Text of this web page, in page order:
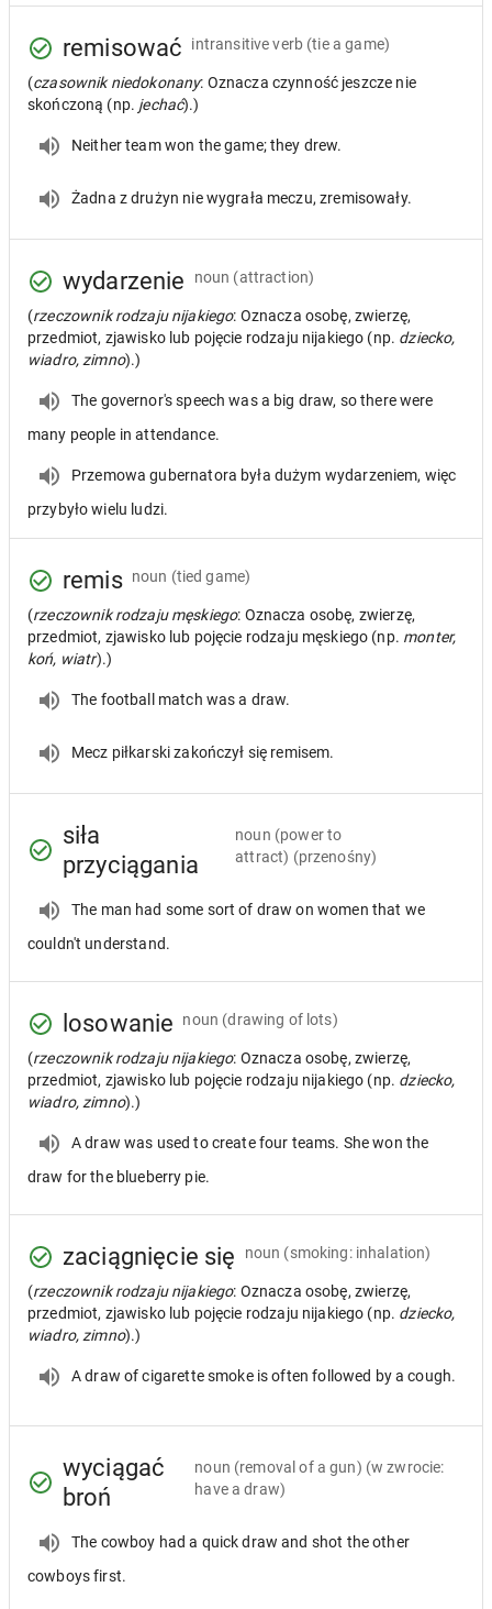
remisować intransitive verb (tie a game)
(czasownik niedokonany: Oznacza czynność jeszcze nie
skończoną (np. jechać).)
Neither team won the game; they drew.
Żadna z drużyn nie wygrała meczu, zremisowały.
wydarzenie noun (attraction)
(rzeczownik rodzaju nijakiego: Oznacza osobę, zwierzę,
przedmiot, zjawisko lub pojęcie rodzaju nijakiego (np. dziecko,
wiadro, zimno).)
The governor's speech was a big draw, so there were
many people in attendance.
Przemowa gubernatora była dużym wydarzeniem, więc
przybyło wielu ludzi.
remis noun (tied game)
(rzeczownik rodzaju męskiego: Oznacza osobę, zwierzę,
przedmiot, zjawisko lub pojęcie rodzaju męskiego (np. monter,
koń, wiatr).)
The football match was a draw.
Mecz piłkarski zakończył się remisem.
siła
przyciągania
noun (power to
attract) (przenośny)
The man had some sort of draw on women that we
couldn't understand.
losowanie noun (drawing of lots)
(rzeczownik rodzaju nijakiego: Oznacza osobę, zwierzę,
przedmiot, zjawisko lub pojęcie rodzaju nijakiego (np. dziecko,
wiadro, zimno).)
A draw was used to create four teams. She won the
draw for the blueberry pie.
zaciągnięcie się noun (smoking: inhalation)
(rzeczownik rodzaju nijakiego: Oznacza osobę, zwierzę,
przedmiot, zjawisko lub pojęcie rodzaju nijakiego (np. dziecko,
wiadro, zimno).)
A draw of cigarette smoke is often followed by a cough.
wyciągać
broń
noun (removal of a gun) (w zwrocie:
have a draw)
The cowboy had a quick draw and shot the other
cowboys first.